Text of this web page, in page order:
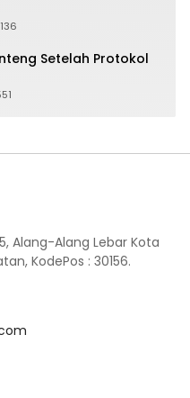
Setelah Protokol
Alang-Alang Lebar Kota
KodePos : 30156.